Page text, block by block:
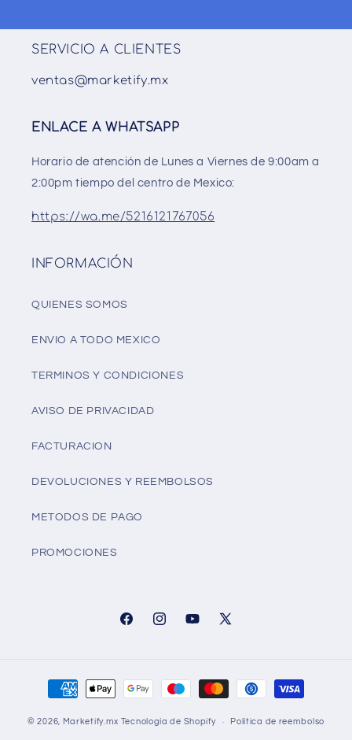
SERVICIO A CLIENTES
ventas@marketify.mx
ENLACE A WHATSAPP
Horario de atención de Lunes a Viernes de 9:00am a
2:00pm tiempo del centro de Mexico:
https://wa.me/5216121767056
INFORMACIÓN
QUIENES SOMOS
ENVIO A TODO MEXICO
TERMINOS Y CONDICIONES
AVISO DE PRIVACIDAD
FACTURACION
DEVOLUCIONES Y REEMBOLSOS
METODOS DE PAGO
PROMOCIONES
FacebookInstagramYouTube
X
Formas
pago
© 2026, Marketify.mx Tecnología de Shopify Política de reembolso